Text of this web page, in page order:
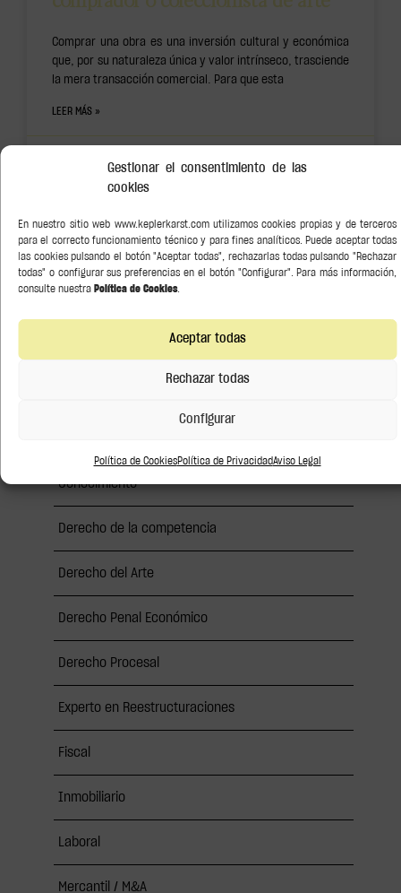
Gestionar el consentimiento de las
cookies
En nuestro sitio web www.keplerkarst.com utilizamos cookies propias y de terceros
para el correcto funcionamiento técnico y para fines analíticos. Puede aceptar todas
las cookies pulsando el botón "Aceptar todas", rechazarlas todas pulsando "Rechazar
todas" o configurar sus preferencias en el botón "Configurar". Para más información,
consulte nuestra Política de Cookies.
Aceptar todas
Rechazar todas
Configurar
Política de CookiesPolítica de PrivacidadAviso Legal
Comprar una obra es una inversión cultural y económica
que, por su naturaleza única y valor intrínseco, trasciende
la mera transacción comercial. Para que esta
LEER MÁS »
Buscar
Categorías
Conocimiento
Derecho de la competencia
Derecho del Arte
Derecho Penal Económico
Derecho Procesal
Experto en Reestructuraciones
Fiscal
Inmobiliario
Laboral
Mercantil / M&A